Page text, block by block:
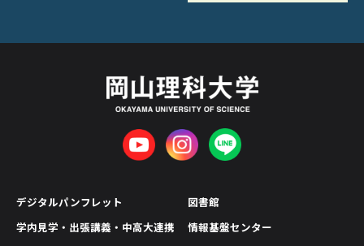
デジタルパンフレット
学内見学・出張講義・中高大連携
図書館
情報基盤センター